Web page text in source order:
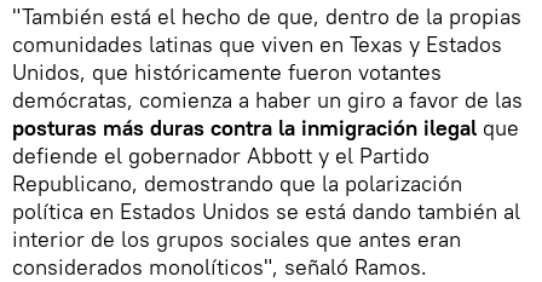
"También está el hecho de que, dentro de la propias
comunidades latinas que viven en Texas y Estados
Unidos, que históricamente fueron votantes
demócratas, comienza a haber un giro a favor de las
posturas más duras contra la inmigración ilegal que
defiende el gobernador Abbott y el Partido
Republicano, demostrando que la polarización
política en Estados Unidos se está dando también al
interior de los grupos sociales que antes eran
considerados monolíticos", señaló Ramos.